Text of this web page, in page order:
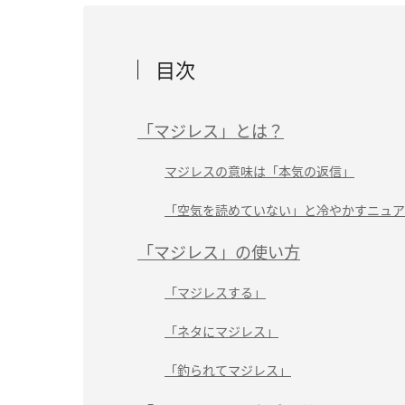
目次
「マジレス」とは？
マジレスの意味は「本気の返信」
「空気を読めていない」と冷やかすニュ
「マジレス」の使い方
「マジレスする」
「ネタにマジレス」
「釣られてマジレス」